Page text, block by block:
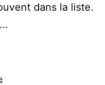
dans la liste.